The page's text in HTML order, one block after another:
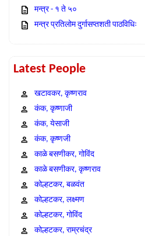
मन्त्र - १ ते ५०
मन्त्र प्रतिलोम दुर्गासप्तशती पाठविधिः
Latest People
खटावकर, कृष्णराव
कंक, कृष्णाजी
कंक, येसाजी
कंक, कृष्णजी
काळे बसणीकर, गोविंद
काळे बसणीकर, कृष्णराव
कोल्हटकर, बळवंत
कोल्हटकर, लक्ष्मण
कोल्हटकर, गोविंद
कोल्हटकर, राम्रचंद्र